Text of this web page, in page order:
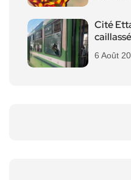
Cité
6 Août